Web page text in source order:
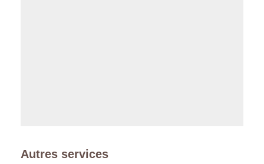
Autres services